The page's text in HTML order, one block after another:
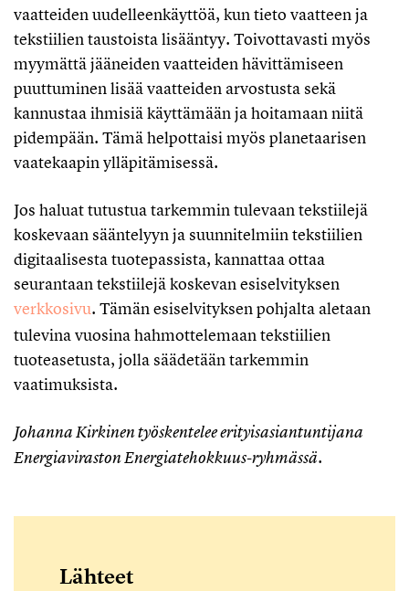
vaatteiden uudelleenkäyttöä, kun tieto vaatteen ja
tekstiilien taustoista lisääntyy. Toivottavasti myös
myymättä jääneiden vaatteiden hävittämiseen
puuttuminen lisää vaatteiden arvostusta sekä
kannustaa ihmisiä käyttämään ja hoitamaan niitä
pidempään. Tämä helpottaisi myös planetaarisen
vaatekaapin ylläpitämisessä.
Jos haluat tutustua tarkemmin tulevaan tekstiilejä
koskevaan sääntelyyn ja suunnitelmiin tekstiilien
digitaalisesta tuotepassista, kannattaa ottaa
seurantaan tekstiilejä koskevan esiselvityksen
verkkosivu. Tämän esiselvityksen pohjalta aletaan
tulevina vuosina hahmottelemaan tekstiilien
tuoteasetusta, jolla säädetään tarkemmin
vaatimuksista.
Johanna Kirkinen työskentelee erityisasiantuntijana
Energiaviraston Energiatehokkuus-ryhmässä.
Lähteet